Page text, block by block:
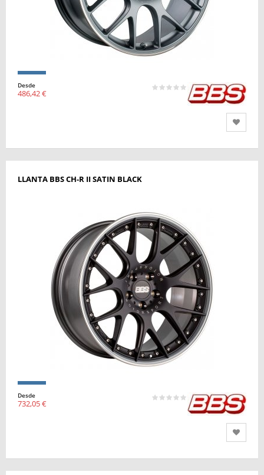
Desde
486,42 €
LLANTA BBS CH-R II SATIN BLACK
Desde
732,05 €